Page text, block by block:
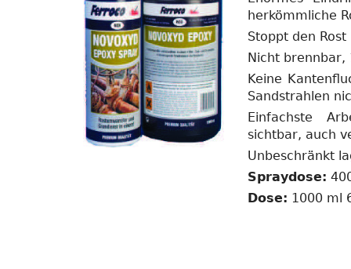
herkömmliche
Stoppt den
Nicht brennbar,
Keine
Sandstrahlen
Einfachste
sichtbar, auch
Unbeschränkt
Spraydose:
Dose: 1000 ml